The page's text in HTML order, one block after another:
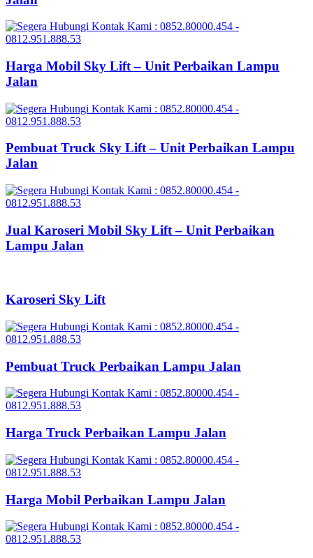
Harga Mobil Sky Lift – Unit Perbaikan Lampu
Jalan
Pembuat Truck Sky Lift – Unit Perbaikan Lampu
Jalan
Jual Karoseri Mobil Sky Lift – Unit Perbaikan
Lampu Jalan
Karoseri Sky Lift
Pembuat Truck Perbaikan Lampu Jalan
Harga Truck Perbaikan Lampu Jalan
Harga Mobil Perbaikan Lampu Jalan